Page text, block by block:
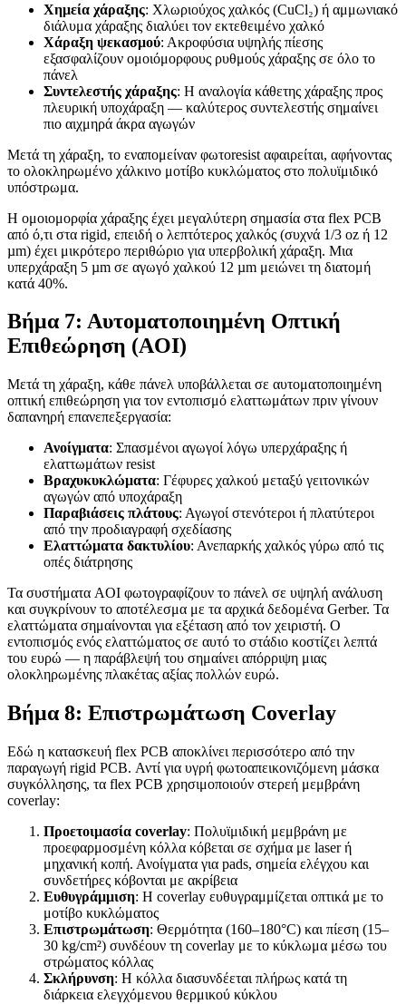
Χημεία χάραξης: Χλωριούχος χαλκός (CuCl₂) ή αμμωνιακό
διάλυμα χάραξης διαλύει τον εκτεθειμένο χαλκό
Χάραξη ψεκασμού: Ακροφύσια υψηλής πίεσης
εξασφαλίζουν ομοιόμορφους ρυθμούς χάραξης σε όλο το
πάνελ
Συντελεστής χάραξης: Η αναλογία κάθετης χάραξης προς
πλευρική υποχάραξη — καλύτερος συντελεστής σημαίνει
πιο αιχμηρά άκρα αγωγών
Μετά τη χάραξη, το εναπομείναν φωτοresist αφαιρείται, αφήνοντας
το ολοκληρωμένο χάλκινο μοτίβο κυκλώματος στο πολυϊμιδικό
υπόστρωμα.
Η ομοιομορφία χάραξης έχει μεγαλύτερη σημασία στα flex PCB
από ό,τι στα rigid, επειδή ο λεπτότερος χαλκός (συχνά 1/3 oz ή 12
µm) έχει μικρότερο περιθώριο για υπερβολική χάραξη. Μια
υπερχάραξη 5 µm σε αγωγό χαλκού 12 µm μειώνει τη διατομή
κατά 40%.
Βήμα 7: Αυτοματοποιημένη Οπτική
Επιθεώρηση (AOI)
Μετά τη χάραξη, κάθε πάνελ υποβάλλεται σε αυτοματοποιημένη
οπτική επιθεώρηση για τον εντοπισμό ελαττωμάτων πριν γίνουν
δαπανηρή επανεπεξεργασία:
Ανοίγματα: Σπασμένοι αγωγοί λόγω υπερχάραξης ή
ελαττωμάτων resist
Βραχυκυκλώματα: Γέφυρες χαλκού μεταξύ γειτονικών
αγωγών από υποχάραξη
Παραβιάσεις πλάτους: Αγωγοί στενότεροι ή πλατύτεροι
από την προδιαγραφή σχεδίασης
Ελαττώματα δακτυλίου: Ανεπαρκής χαλκός γύρω από τις
οπές διάτρησης
Τα συστήματα AOI φωτογραφίζουν το πάνελ σε υψηλή ανάλυση
και συγκρίνουν το αποτέλεσμα με τα αρχικά δεδομένα Gerber. Τα
ελαττώματα σημαίνονται για εξέταση από τον χειριστή. Ο
εντοπισμός ενός ελαττώματος σε αυτό το στάδιο κοστίζει λεπτά
του ευρώ — η παράβλεψή του σημαίνει απόρριψη μιας
ολοκληρωμένης πλακέτας αξίας πολλών ευρώ.
Βήμα 8: Επιστρωμάτωση Coverlay
Εδώ η κατασκευή flex PCB αποκλίνει περισσότερο από την
παραγωγή rigid PCB. Αντί για υγρή φωτοαπεικονιζόμενη μάσκα
συγκόλλησης, τα flex PCB χρησιμοποιούν στερεή μεμβράνη
coverlay:
Προετοιμασία coverlay: Πολυϊμιδική μεμβράνη με
προεφαρμοσμένη κόλλα κόβεται σε σχήμα με laser ή
μηχανική κοπή. Ανοίγματα για pads, σημεία ελέγχου και
συνδετήρες κόβονται με ακρίβεια
Ευθυγράμμιση: Η coverlay ευθυγραμμίζεται οπτικά με το
μοτίβο κυκλώματος
Επιστρωμάτωση: Θερμότητα (160–180°C) και πίεση (15–
30 kg/cm²) συνδέουν τη coverlay με το κύκλωμα μέσω του
στρώματος κόλλας
Σκλήρυνση: Η κόλλα διασυνδέεται πλήρως κατά τη
διάρκεια ελεγχόμενου θερμικού κύκλου